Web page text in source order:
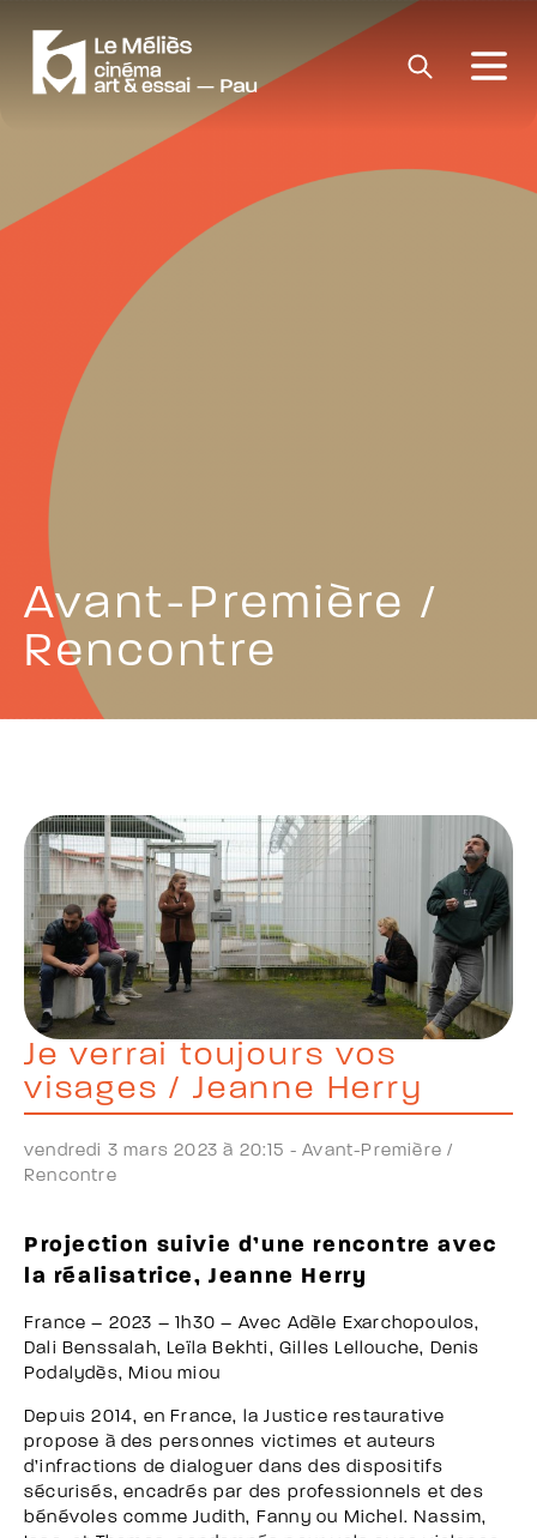
Avant-Première /
Rencontre
Je verrai toujours vos
visages / Jeanne Herry
vendredi 3 mars 2023 à 20:15 -Avant-Première /
Rencontre
Projection suivie d’une rencontre avec
la réalisatrice, Jeanne Herry
France – 2023 – 1h30 – Avec Adèle Exarchopoulos,
Dali Benssalah, Leïla Bekhti, Gilles Lellouche, Denis
Podalydès, Miou miou
Depuis 2014, en France, la Justice restaurative
propose à des personnes victimes et auteurs
d’infractions de dialoguer dans des dispositifs
sécurisés, encadrés par des professionnels et des
bénévoles comme Judith, Fanny ou Michel. Nassim,